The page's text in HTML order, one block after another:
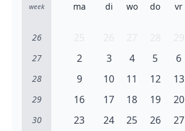
week ma di wo do vr
26
27 2 3 4 5 6
28 9 10 11 12 13
29 16 17 18 19 20
30 23 24 25 26 27